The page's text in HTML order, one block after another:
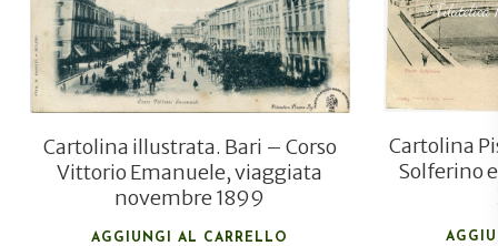
Cartolina illustrata. Bari – Corso
Vittorio Emanuele, viaggiata
novembre 1899
AGGIUNGI AL CARRELLO
Cartolina
Solferino